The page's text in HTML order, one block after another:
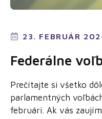
23. FEBRUÁR
Federálne
Prečítajte si všetko
parlamentných
februári. Ak vás